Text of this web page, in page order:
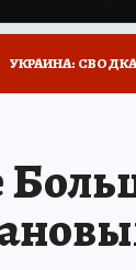
УКРАИНА: СВОДКА